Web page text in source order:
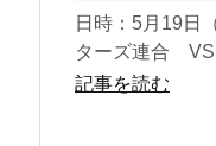
日時：5月19日
ターズ連合
記事を読む